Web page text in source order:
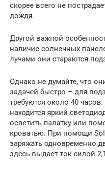
скорее всего не
дождя.
Другой важной
наличие солнечных
лучами они стараются
Однако не думайте, что
задачей быстро – для
требуются около 40
находится яркий
осветить палатку или
кроватью. При помощи
заряжать одновременно
здесь выдает ток силой